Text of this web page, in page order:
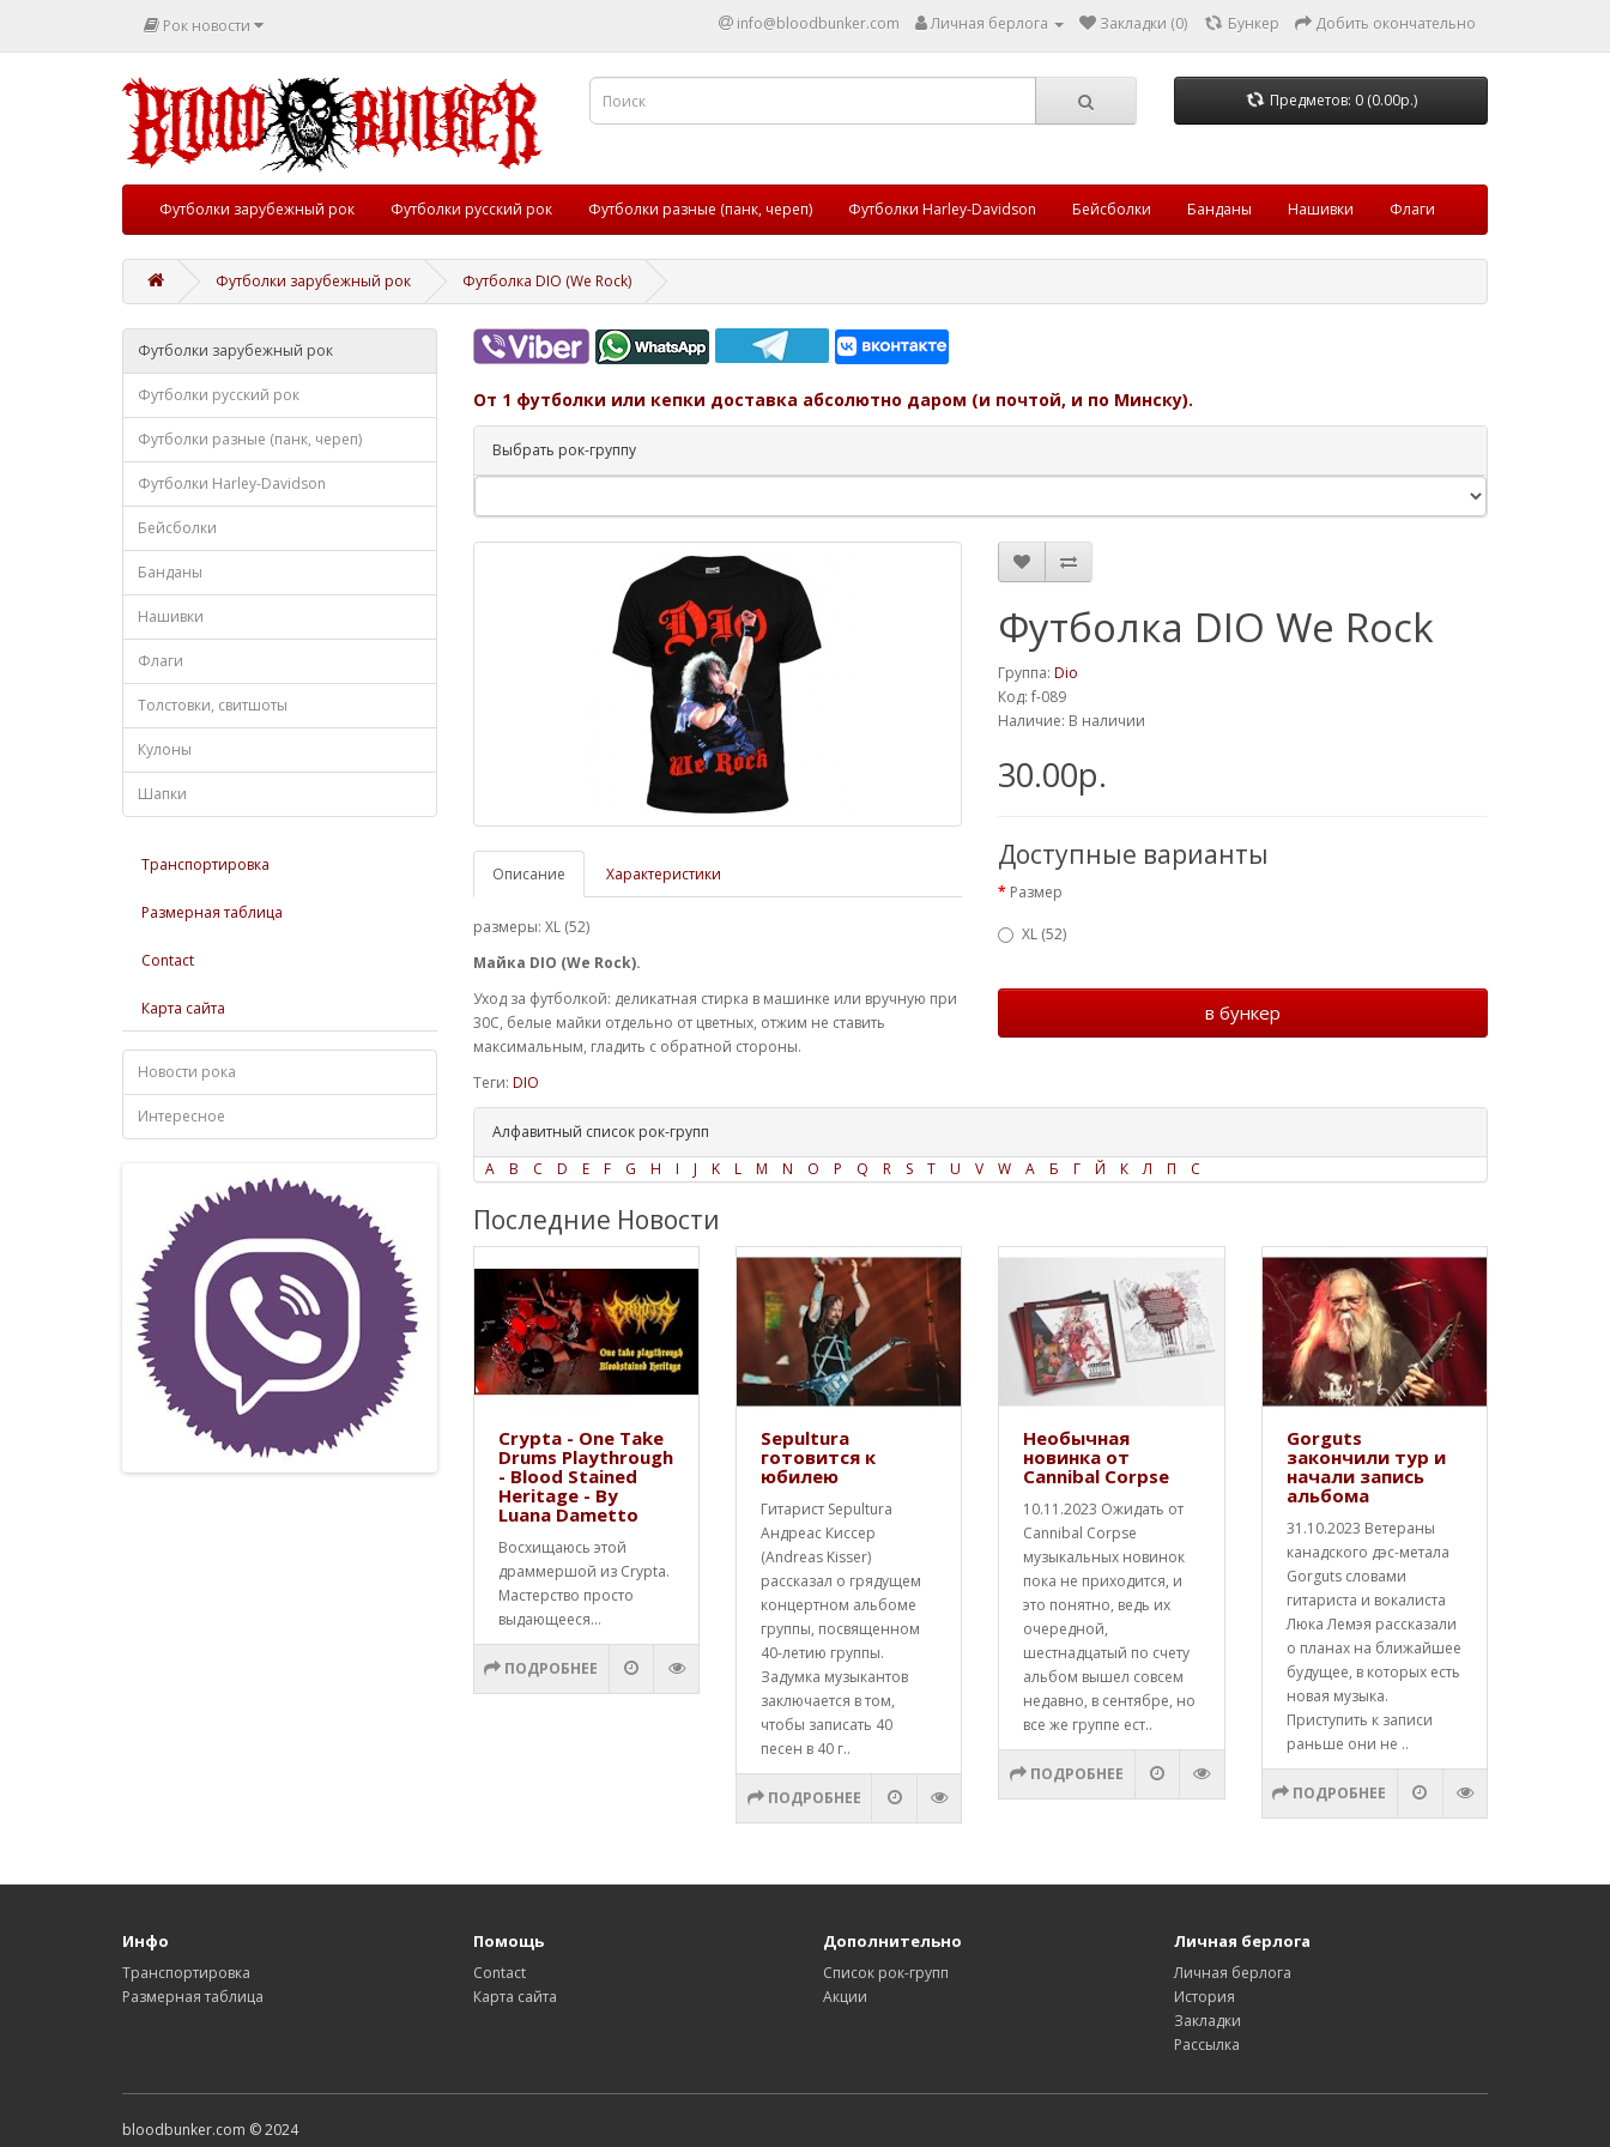
Рок новости info@bloodbunker.com Личная берлога Закладки (0) Бункер Добить окончательно
Предметов: 0 (0.00р.)
Футболки зарубежный рок Футболки русский рок Футболки разные (панк, череп) Футболки Harley-Davidson Бейсболки Банданы Нашивки Флаги
Футболки зарубежный рок Футболка DIO (We Rock)
Футболки зарубежный рок
Футболки русский рок
Футболки разные (панк, череп)
Футболки Harley-Davidson
Бейсболки
Банданы
Нашивки
Флаги
Толстовки, свитшоты
Кулоны
Шапки
Транспортировка
Размерная таблица
Contact
Карта сайта
Новости рока
Интересное
От 1 футболки или кепки доставка абсолютно даром (и почтой, и по Минску).
Выбрать рок-группу
Описание Характеристики
размеры: XL (52)
Майка DIO (We Rock).
Уход за футболкой: деликатная стирка в машинке или вручную при
30С, белые майки отдельно от цветных, отжим не ставить
максимальным, гладить с обратной стороны.
Футболка DIO We Rock
Группа:Dio
Код: f-089
Наличие: В наличии
30.00р.
Доступные варианты
Размер
XL (52)
в бункер
Теги: DIO
Алфавитный список рок-групп
A
B C D E F G H I J K L M N O P Q R S T U V W А Б Г Й К Л П С
Последние Новости
Crypta - One Take
Drums Playthrough
- Blood Stained
Heritage - By
Luana Dametto
Восхищаюсь этой
драммершой из Crypta.
Мастерство просто
выдающееся...
ПОДРОБНЕЕ
Sepultura
готовится к
юбилею
Гитарист Sepultura
Андреас Киссер
(Andreas Kisser)
рассказал о грядущем
концертном альбоме
группы, посвященном
40-летию группы.
Задумка музыкантов
заключается в том,
чтобы записать 40
песен в 40 г..
ПОДРОБНЕЕ
Необычная
новинка от
Cannibal Corpse
10.11.2023 Ожидать от
Cannibal Corpse
музыкальных новинок
пока не приходится, и
это понятно, ведь их
очередной,
шестнадцатый по счету
альбом вышел совсем
недавно, в сентябре, но
все же группе ест..
ПОДРОБНЕЕ
Gorguts
закончили тур и
начали запись
альбома
31.10.2023 Ветераны
канадского дэс-метала
Gorguts словами
гитариста и вокалиста
Люка Лемэя рассказали
о планах на ближайшее
будущее, в которых есть
новая музыка.
Приступить к записи
раньше они не ..
ПОДРОБНЕЕ
Инфо
Транспортировка
Размерная таблица
Помощь
Contact
Карта сайта
Дополнительно
Список рок-групп
Акции
Личная берлога
Личная берлога
История
Закладки
Рассылка
bloodbunker.com © 2024